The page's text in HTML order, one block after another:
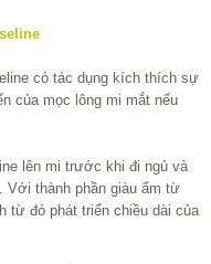
có tác dụng kích thích sự
của mọc lông mi mắt nếu
lên mi trước khi đi ngủ và
Với thành phần giàu ẩm từ
từ đó phát triển chiều dài của